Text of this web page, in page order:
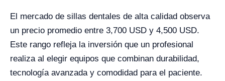
El mercado de sillas dentales de alta calidad observa
un precio promedio entre 3,700 USD y 4,500 USD.
Este rango refleja la inversión que un profesional
realiza al elegir equipos que combinan durabilidad,
tecnología avanzada y comodidad para el paciente.